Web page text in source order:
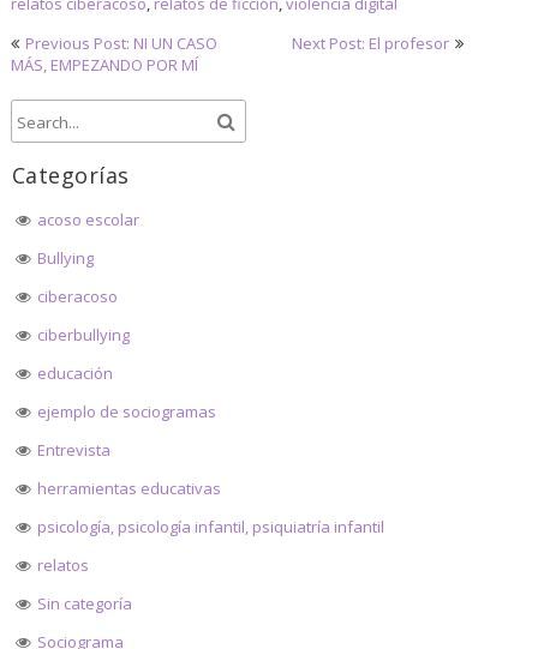
Navegación
de
entradas
Previous Post: NI UN CASO
MÁS, EMPEZANDO POR MÍ
Next Post: El profesor
Categorías
acoso escolar
Bullying
ciberacoso
ciberbullying
educación
ejemplo de sociogramas
Entrevista
herramientas educativas
psicología, psicología infantil, psiquiatría infantil
relatos
Sin categoría
Sociograma